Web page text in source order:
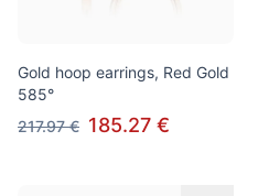
Gold hoop earrings, Red Gold
585°
217.97 € 185.27 €